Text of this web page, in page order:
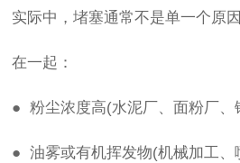
实际中，堵塞通常不是单一个原
在一起：
● 粉尘浓度高(水泥厂、面粉厂、
● 油雾或有机挥发物(机械加工、